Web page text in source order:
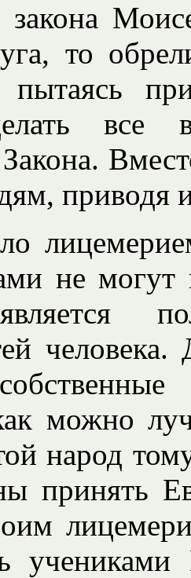
закона
то
пытаясь
все
приводя
не могут
можно
народ
принять